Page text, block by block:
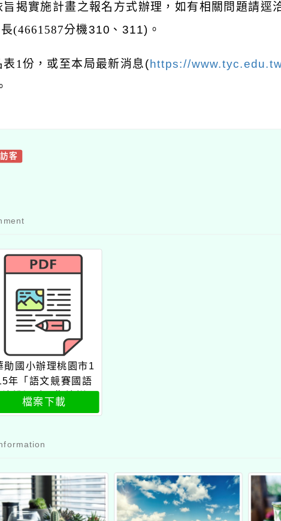
揭實施計畫之報名方式辦理，如有相關問題請逕
(4661587分機310、311)。
1 份，或至本局最新消息(https://
訪客
勛國小辦理桃園市1
年「語文競賽國語
演說選手暑期培訓
營」公文
檔案下載